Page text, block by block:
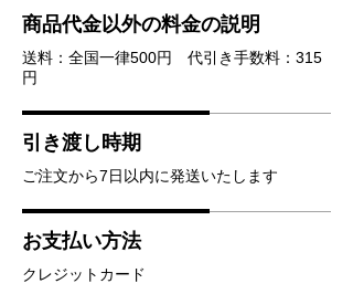
商品代金以外の料金の説明
送料：全国一律500円 代引き手数料：315
円
引き渡し時期
ご注文から7日以内に発送いたします
お支払い方法
クレジットカード